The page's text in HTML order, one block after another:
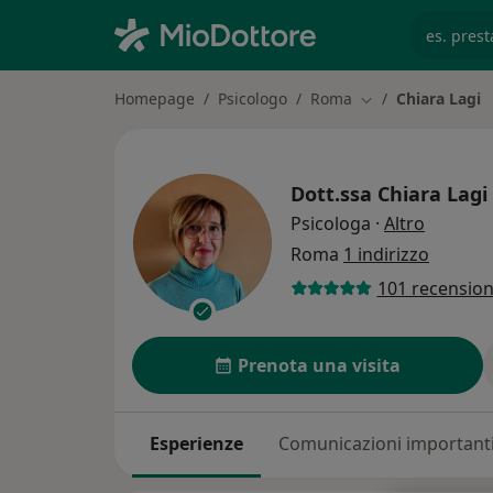
Homepage Psicologo Roma Cambia città
Chiara Lagi
Dott.ssa Chiara Lagi
Psicologa · Altro
Roma 1 indirizzo
101
Prenota una visita
Esperienze Comunicazioni importanti